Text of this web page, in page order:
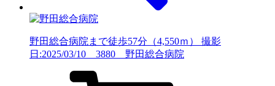
野田総合病院まで徒歩57分（4,550ｍ） 撮影
日:2025/03/10 3880 野田総合病院